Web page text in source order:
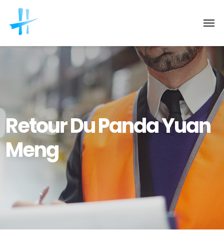
Retour Du Panda Yuan
Meng